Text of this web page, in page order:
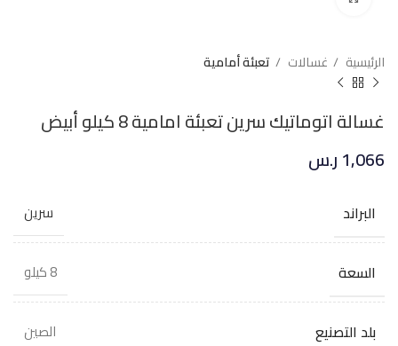
الرئيسية غسالات تعبئة أمامية
غسالة اتوماتيك سرين تعبئة امامية 8 كيلو أبيض
1,066ر.س
البراند سرين
السعة 8 كيلو
بلد التصنيع
الصين